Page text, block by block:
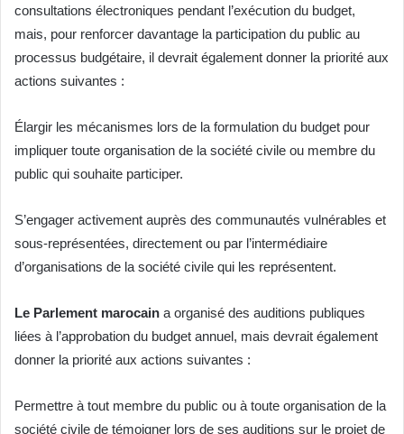
consultations électroniques pendant l’exécution du budget,
mais, pour renforcer davantage la participation du public au
processus budgétaire, il devrait également donner la priorité aux
actions suivantes :
Élargir les mécanismes lors de la formulation du budget pour
impliquer toute organisation de la société civile ou membre du
public qui souhaite participer.
S’engager activement auprès des communautés vulnérables et
sous-représentées, directement ou par l’intermédiaire
d’organisations de la société civile qui les représentent.
Le Parlement marocain a organisé des auditions publiques
liées à l’approbation du budget annuel, mais devrait également
donner la priorité aux actions suivantes :
Permettre à tout membre du public ou à toute organisation de la
société civile de témoigner lors de ses auditions sur le projet de